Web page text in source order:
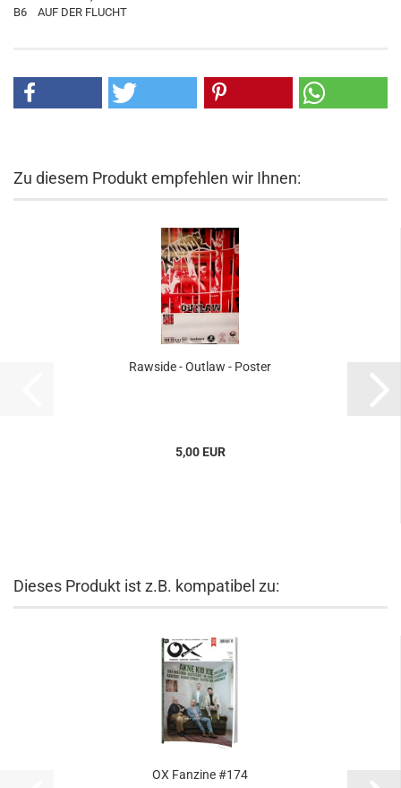
B6 AUF DER FLUCHT
Zu diesem Produkt empfehlen wir Ihnen:
Rawside - Outlaw - Poster
5,00 EUR
Dieses Produkt ist z.B. kompatibel zu:
OX Fanzine #174